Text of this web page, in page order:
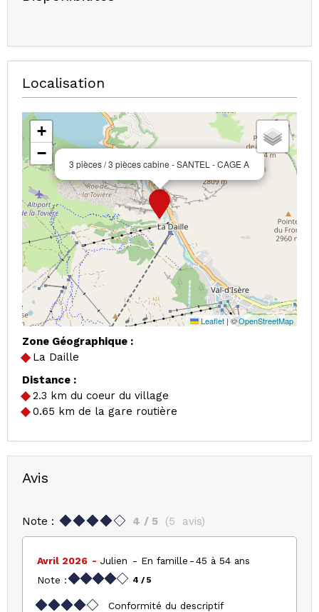
Localisation
3 pièces / 3 pièces cabine - SANTEL - CAGE A
+
−
Leaflet |©OpenStreetMap
Zone Géographique :
La Daille
Distance :
2.3 km du coeur du village
0.65 km de la gare routière
Avis
Note : 4 / 5 (5 avis)
Avril 2026 Julien En famille
45 à 54 ans
Note :
4 / 5
Conformité du descriptif